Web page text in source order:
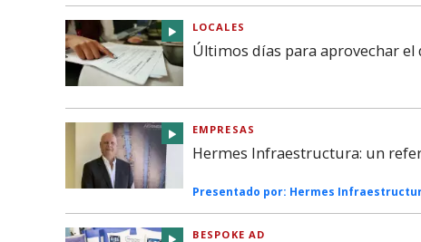
LOCALES
Últimos días para aprovechar
EMPRESAS
Hermes Infraestructura: un
Presentado por: Hermes
BESPOKE AD